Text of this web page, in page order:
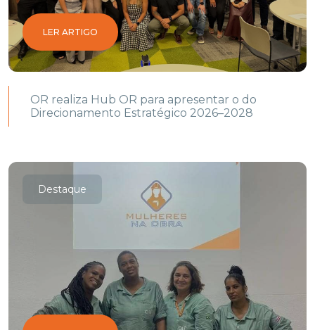
LER ARTIGO
OR realiza Hub OR para apresentar o do
Direcionamento Estratégico 2026–2028
Destaque